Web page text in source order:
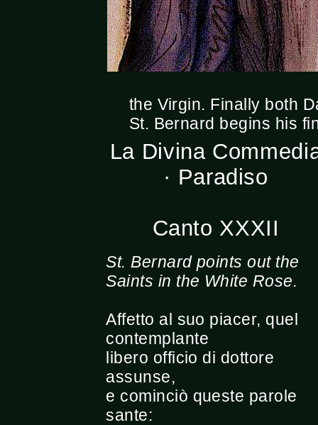
the Virgin. Finally both
St. Bernard begins his
La Divina
· Paradiso
Canto XXXII
St. Bernard points out the
Saints in the White Rose.
Affetto al suo piacer, quel
contemplante
libero officio di dottore
assunse,
e cominciò queste parole
sante: